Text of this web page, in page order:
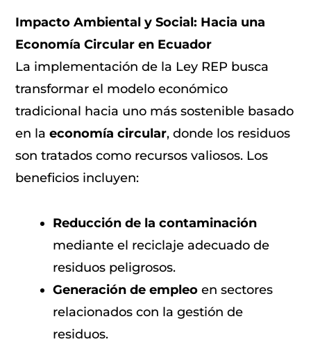
Impacto Ambiental y Social: Hacia una
Economía Circular en Ecuador
La implementación de la Ley REP busca
transformar el modelo económico
tradicional hacia uno más sostenible basado
en laeconomía circular, donde los residuos
son tratados como recursos valiosos. Los
beneficios incluyen:
Reducción de la contaminación
mediante el reciclaje adecuado de
residuos peligrosos.
Generación de empleo en sectores
relacionados con la gestión de
residuos.